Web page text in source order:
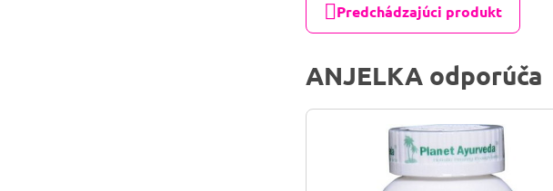
Predchádzajúci produkt
ANJELKA odporúča